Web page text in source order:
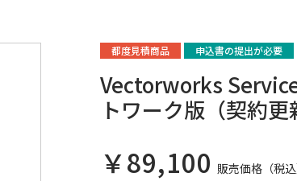
都度見積商品 申込書の提出が必要
Vectorworks
トワーク版（契約
￥89,100 販売価格（税込